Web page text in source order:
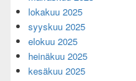
lokakuu 2025
syyskuu 2025
elokuu 2025
heinäkuu 2025
kesäkuu 2025